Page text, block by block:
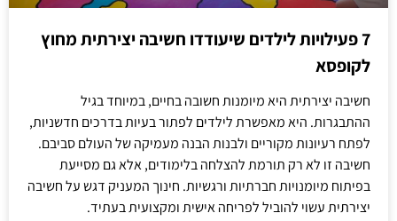
7 פעילויות לילדים שיעודדו חשיבה יצירתית מחוץ
לקופסא
חשיבה יצירתית היא מיומנות חשובה בחיים, במיוחד בגיל
ההתבגרות. היא מאפשרת לילדים לפתור בעיות בדרכים חדשניות,
לפתח רעיונות מקוריים ולבנות הבנה מעמיקה של העולם סביבם.
חשיבה זו לא רק תורמת להצלחה בלימודים, אלא גם מסייעת
בפיתוח מיומנויות חברתיות ורגשיות. חינוך המעניק דגש על חשיבה
יצירתית עשוי להוביל לפריחה אישית ומקצועית בעתיד.